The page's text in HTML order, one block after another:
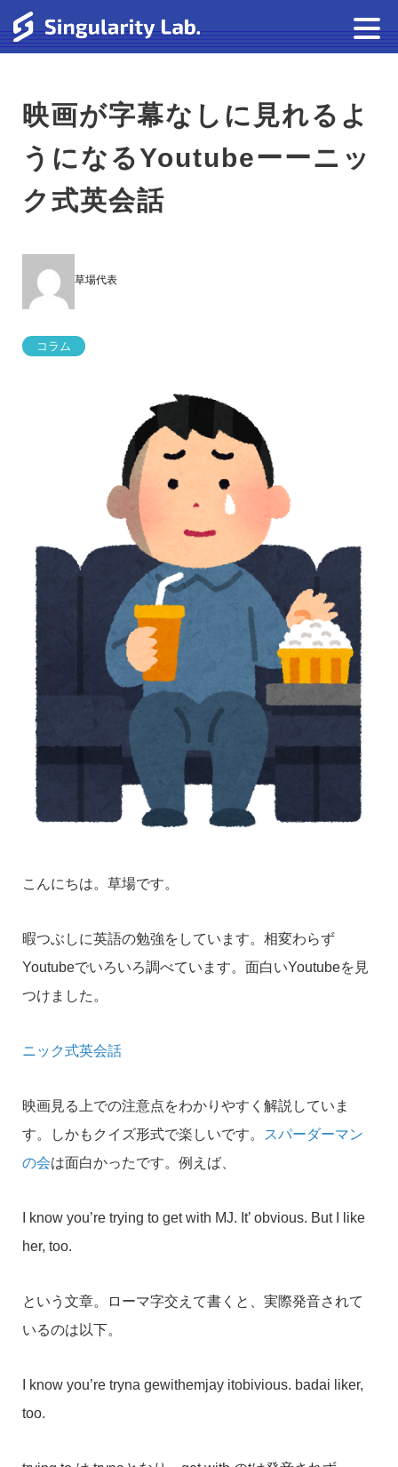
映画が字幕なしに見れるよ
うになるYoutubeーーニッ
ク式英会話
草場代表
コラム
こんにちは。草場です。
暇つぶしに英語の勉強をしています。相変わらず
Youtubeでいろいろ調べています。面白いYoutubeを見
つけました。
ニック式英会話
映画見る上での注意点をわかりやすく解説していま
す。しかもクイズ形式で楽しいです。
スパーダーマン
の会は面白かったです。例えば、
I know you’re trying to get with MJ. It’ obvious. But I like
her, too.
という文章。ローマ字交えて書くと、実際発音されて
いるのは以下。
I know you’re tryna gewithemjay itobivious. badai liker,
too.